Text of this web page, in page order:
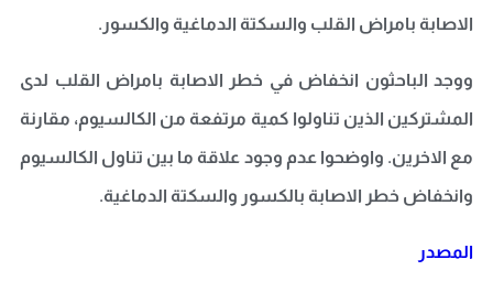
الاصابة بامراض القلب والسكتة الدماغية والكسور.
ووجد الباحثون انخفاض في خطر الاصابة بامراض القلب لدى
المشتركين الذين تناولوا كمية مرتفعة من الكالسيوم، مقارنة
مع الاخرين. واوضحوا عدم وجود علاقة ما بين تناول الكالسيوم
وانخفاض خطر الاصابة بالكسور والسكتة الدماغية.
المصدر